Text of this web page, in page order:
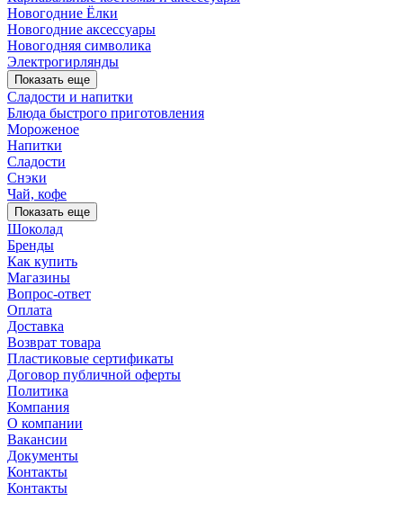
Новогодние Ёлки
Новогодние аксессуары
Новогодняя символика
Электрогирлянды
Показать еще
Сладости и напитки
Блюда быстрого приготовления
Мороженое
Напитки
Сладости
Снэки
Чай, кофе
Показать еще
Шоколад
Бренды
Как купить
Магазины
Вопрос-ответ
Оплата
Доставка
Возврат товара
Пластиковые сертификаты
Договор публичной оферты
Политика
Компания
О компании
Вакансии
Документы
Контакты
Контакты